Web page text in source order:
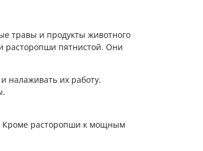
травы и продукты животного
расторопши пятнистой. Они
налаживать их работу.
Кроме расторопши к мощным